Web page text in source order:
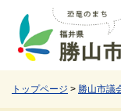
トップページ > 勝山市議